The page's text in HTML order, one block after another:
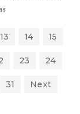
13 14 15
23 24
31 Next